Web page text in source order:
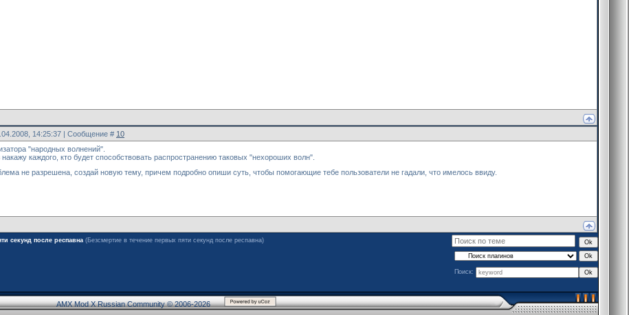
14:25:37 | Сообщение # 10
"народных волнений".
каждого, кто будет способствовать распространению таковых "нехороших волн".
не разрешена, создай новую тему, причем подробно опиши суть, чтобы помогающие тебе пользователи не гадали, что имелось ввиду.
секунд после респавна (Безсмертие в течение первых пяти секунд после респавна)
Поиск:
AMX Mod X Russian Community © 2006-2026